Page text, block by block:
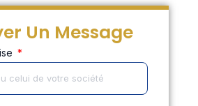
Un Message